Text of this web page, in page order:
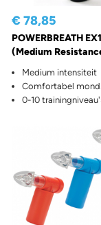
€ 78,85
POWERBREATH
(Medium
Medium intensiteit
Comfortabel
0-10